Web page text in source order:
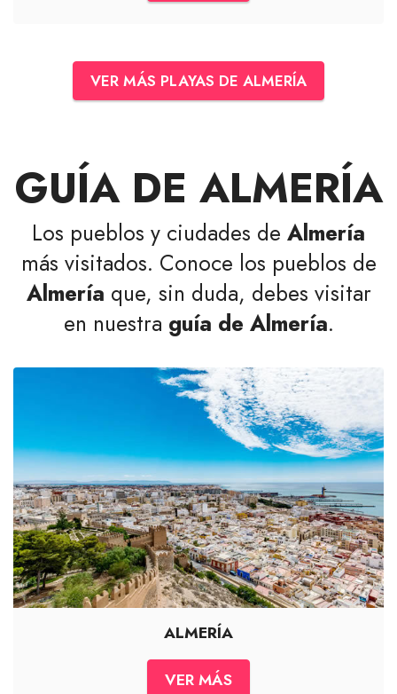
VER MÁS PLAYAS DE ALMERÍA
GUÍA DE ALMERÍA
Los pueblos y ciudades de Almería
más visitados. Conoce los pueblos de
Almería que, sin duda, debes visitar
en nuestra guía de Almería.
ALMERÍA
VER MÁS